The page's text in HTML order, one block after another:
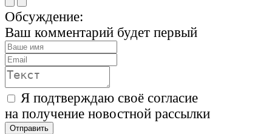
Обсуждение:
Ваш комментарий будет первый
Я подтверждаю своё согласие
на получение новостной рассылки